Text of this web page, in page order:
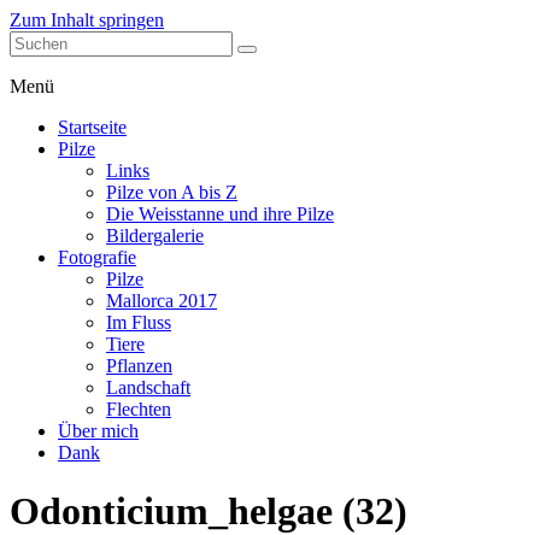
Zum Inhalt springen
Menü
Startseite
Pilze
Links
Pilze von A bis Z
Die Weisstanne und ihre Pilze
Bildergalerie
Fotografie
Pilze
Mallorca 2017
Im Fluss
Tiere
Pflanzen
Landschaft
Flechten
Über mich
Dank
Odonticium_helgae (32)